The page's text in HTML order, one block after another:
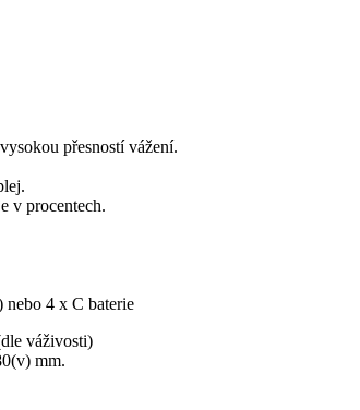
přesností vážení.
v procentech.
4 x C baterie
váživosti)
mm.